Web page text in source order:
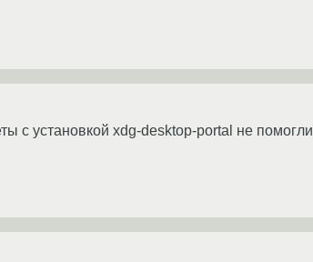
с установкой xdg-desktop-portal не помогли